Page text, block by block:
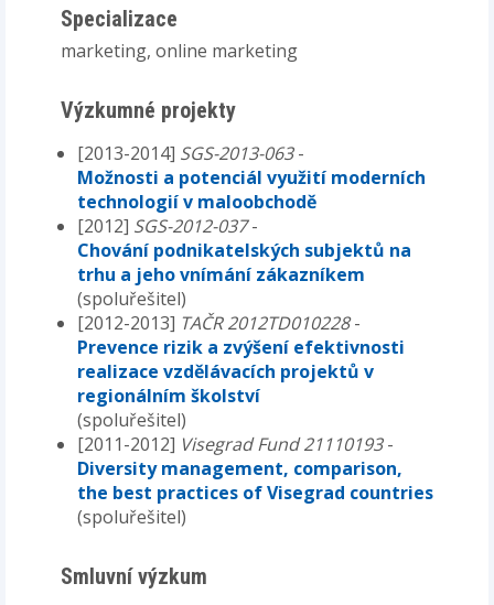
Specializace
marketing, online marketing
Výzkumné projekty
[2013-2014] SGS-2013-063-
Možnosti a potenciál využití moderních
technologií v maloobchodě
[2012] SGS-2012-037-
Chování podnikatelských subjektů na
trhu a jeho vnímání zákazníkem
(spoluřešitel)
[2012-2013] TAČR 2012TD010228-
Prevence rizik a zvýšení efektivnosti
realizace vzdělávacích projektů v
regionálním školství
(spoluřešitel)
[2011-2012] Visegrad Fund 21110193-
Diversity management, comparison,
the best practices of Visegrad countries
(spoluřešitel)
Smluvní výzkum